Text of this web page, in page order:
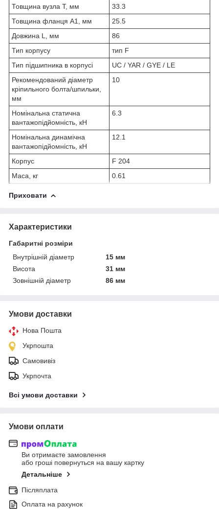
Товщина вузла T, мм
33.3
Товщина фланця А1, мм
25.5
Довжина L, мм
86
Тип корпусу
тип F
Тип підшипника в корпусі
UC / YAR / GYE / LE
Рекомендований діаметр
кріпильного болта/шпильки,
мм
10
Номінальна статична
вантажопідйомність, кН
6.3
Номінальна динамічна
вантажопідйомність, кН
12.1
Корпус
F 204
Маса, кг
0.61
Приховати
Характеристики
Габаритні розміри
Внутрішній діаметр
15 мм
Висота
31 мм
Зовнішній діаметр
86 мм
Умови доставки
Нова Пошта
Укрпошта
Самовивіз
Укрпочта
Всі умови доставки
Умови оплати
Ви отримаєте замовлення
або гроші повернуться на вашу картку
Детальніше
Післяплата
Оплата на рахунок